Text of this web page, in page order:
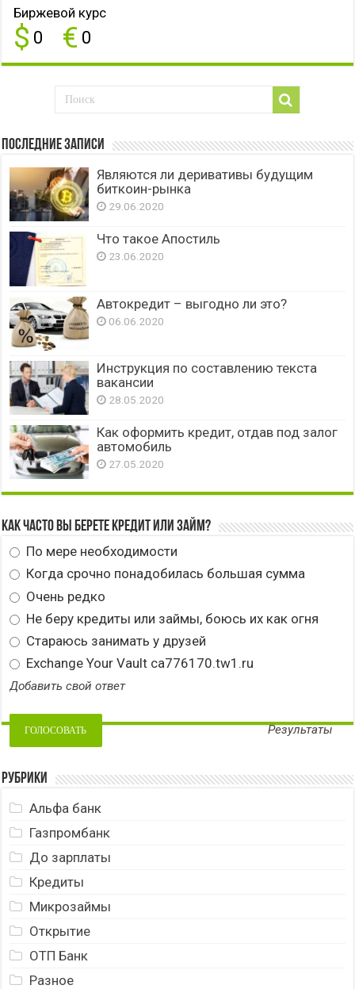
Биржевой курс
$ 0 € 0
Последние записи
Являются ли деривативы будущим
биткоин-рынка
29.06.2020
Что такое Апостиль
23.06.2020
Автокредит – выгодно ли это?
06.06.2020
Инструкция по составлению текста
вакансии
28.05.2020
Как оформить кредит, отдав под залог
автомобиль
27.05.2020
Как часто вы берете кредит или займ?
По мере необходимости
Когда срочно понадобилась большая сумма
Очень редко
Не беру кредиты или займы, боюсь их как огня
Стараюсь занимать у друзей
Exchange Your Vault ca776170.tw1.ru
Добавить свой ответ
Результаты
Рубрики
Альфа банк
Газпромбанк
До зарплаты
Кредиты
Микрозаймы
Открытие
ОТП Банк
Разное